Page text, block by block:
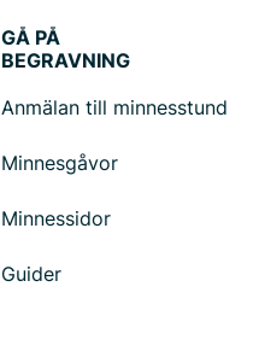
GÅ PÅ
BEGRAVNING
Anmälan till minnesstund
Minnesgåvor
Minnessidor
Guider